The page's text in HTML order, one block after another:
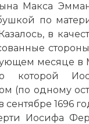
Макса
по
в
месяце
которой
(по одному
1696
Иосифа